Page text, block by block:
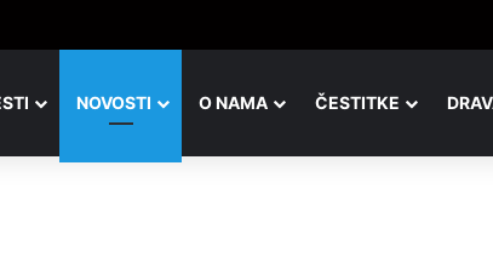
malonogometni kvartovski turnir u Đurđevcu
NOVOSTI O NAMA ČESTITKE